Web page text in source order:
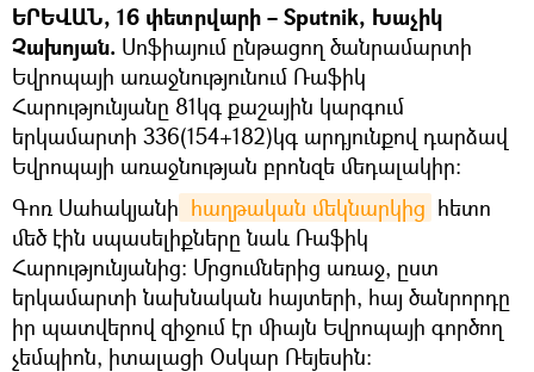
ԵՐԵՎԱՆ, 16 փետրվարի – Sputnik, Խաչիկ
Չախոյան. Սոֆիայում ընթացող ծանրամարտի
Եվրոպայի առաջնությունում Ռաֆիկ
Հարությունյանը 81կգ քաշային կարգում
երկամարտի 336(154+182)կգ արդյունքով դարձավ
Եվրոպայի առաջնության բրոնզե մեդալակիր։
Գոռ Սահակյանի հաղթական մեկնարկից հետո
մեծ էին սպասելիքները նաև Ռաֆիկ
Հարությունյանից։ Մրցումներից առաջ, ըստ
երկամարտի նախնական հայտերի, հայ ծանրորդը
իր պատվերով զիջում էր միայն Եվրոպայի գործող
չեմպիոն, իտալացի Օսկար Ռեյեսին։